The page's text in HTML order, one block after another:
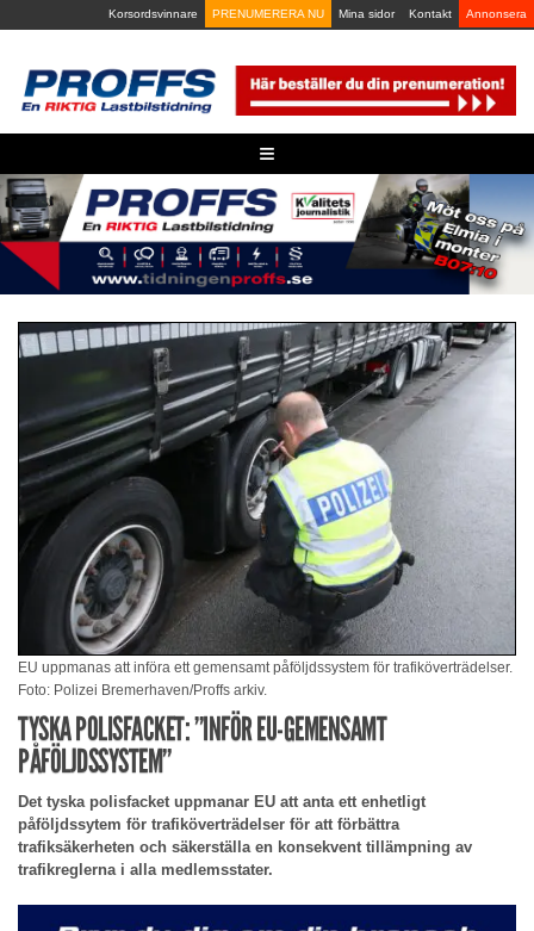
to
Korsordsvinnare PRENUMERERA NU Mina sidor Kontakt Annonsera
≡
EU uppmanas att införa ett gemensamt påföljdssystem för trafiköverträdelser.
Foto: Polizei Bremerhaven/Proffs arkiv.
TYSKA POLISFACKET: ”INFÖR EU-GEMENSAMT
PÅFÖLJDSSYSTEM”
Det tyska polisfacket uppmanar EU att anta ett enhetligt
påföljdssytem för trafiköverträdelser för att förbättra
trafiksäkerheten och säkerställa en konsekvent tillämpning av
trafikreglerna i alla medlemsstater.